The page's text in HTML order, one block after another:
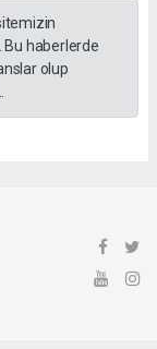
Bu haberlerde
olup